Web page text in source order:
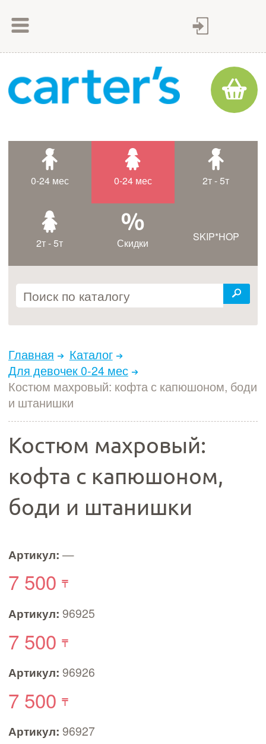
Как оплатить
Доставка товара
Контакты
0-24 мес 0-24 мес 2т - 5т
2т - 5т Скидки SKIP*HOP
Главная
Каталог
Для девочек 0-24 мес
Костюм махровый: кофта с капюшоном, боди
и штанишки
Костюм махровый:
кофта с капюшоном,
боди и штанишки
Артикул: —
7 500
Артикул: 96925
7 500
Артикул: 96926
7 500
Артикул: 96927